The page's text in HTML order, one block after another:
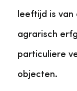
leeftijd is
agrarisch
particuliere
objecten.